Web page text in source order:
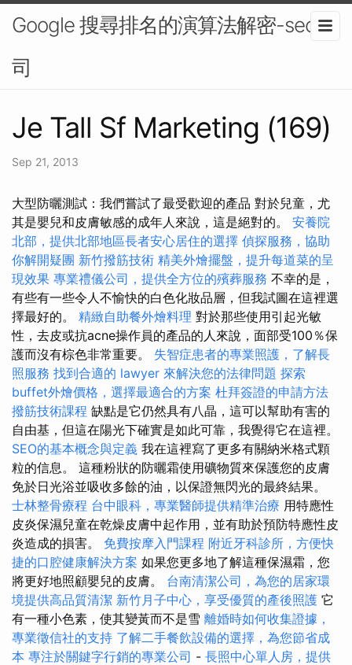
Google 搜尋排名的演算法解密-seo公
司
Je Tall Sf Marketing (169)
Sep 21, 2013
大型防曬測試：我們嘗試了最受歡迎的產品 對於兒童，尤
其是嬰兒和皮膚敏感的成年人來說，這是絕對的。 安養院
北部，提供北部地區長者安心居住的選擇 偵探服務，協助
你解開疑團 新竹撥筋技術 精美外燴擺盤，提升每道菜的呈
現效果 專業禮儀公司，提供全方位的殯葬服務 不幸的是，
有些有一些令人不愉快的白色化妝品層，但我試圖在這裡選
擇最好的。 精緻自助餐外燴料理 對於那些使用引起光敏
性，去皮或抗acne操作員的產品的人來說，面部受100％保
護而沒有棕色非常重要。 失智症患者的專業照護，了解長
照服務 找到合適的 lawyer 來解決您的法律問題 探索
buffet外燴價格，選擇最適合的方案 杜拜簽證的申請方法
撥筋技術課程 缺點是它仍然具有八晶，這可以幫助有害的
自由基，但這在陽光下確實是如此可靠，我覺得它在這裡。
SEO的基本概念與定義 我在這裡寫了更多有關納米格式顆
粒的信息。 這種粉狀的防曬霜使用礦物質來保護您的皮膚
免於日光浴並吸收多餘的油，以保證無閃光的最終結果。
士林整骨療程 台中眼科，專業醫師提供精準治療 用特應性
皮炎保濕兒童在乾燥皮膚中起作用，並有助於預防特應性皮
炎造成的損害。 免費按摩入門課程 附近牙科診所，方便快
捷的口腔健康解決方案 如果您更多地了解這種保濕霜，您
將更好地照顧嬰兒的皮膚。 台南清潔公司，為您的居家環
境提供高品質清潔 新竹月子中心，享受優質的產後照護 它
有一種小色素，使其變黃而不是雪 離婚時如何收集證據，
專業徵信社的支持 了解二手餐飲設備的選擇，為您節省成
本 專注於關鍵字行銷的專業公司 - 長照中心單人房，提供